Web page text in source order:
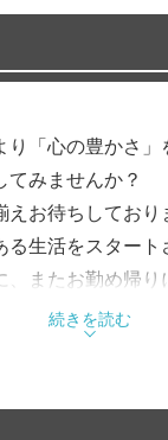
り「心の豊かさ
てみませんか？
お待ちしており
生活をスタート
、またお勤め帰
続きを読む